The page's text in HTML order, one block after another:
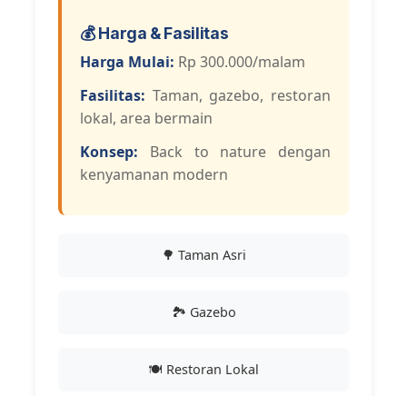
💰 Harga & Fasilitas
Harga Mulai: Rp 300.000/malam
Fasilitas: Taman, gazebo, restoran
lokal, area bermain
Konsep: Back to nature dengan
kenyamanan modern
🌳 Taman Asri
🏞️ Gazebo
🍽️ Restoran Lokal